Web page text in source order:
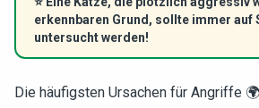
erkennbaren Grund, sollte immer auf
untersucht werden!
Die häufigsten Ursachen für Angriffe 🌍